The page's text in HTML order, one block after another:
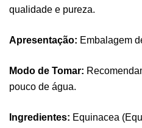
qualidade e pureza.
Apresentação: Embalagem
Modo de Tomar:
pouco de água.
Ingredientes: Equinacea